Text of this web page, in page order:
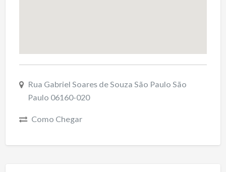
Rua Gabriel Soares de Souza São Paulo São
Paulo 06160-020
Como Chegar